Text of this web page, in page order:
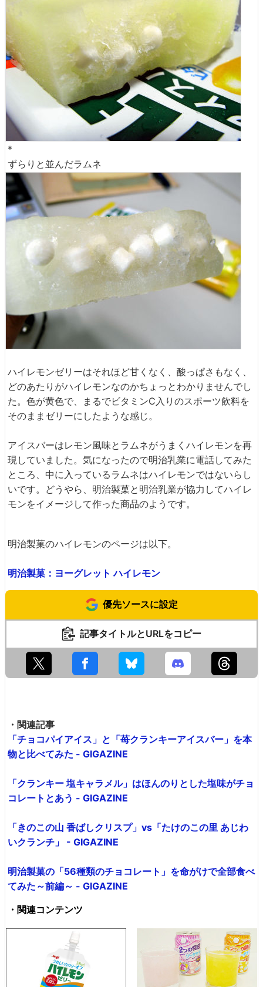
*
ずらりと並んだラムネ
ハイレモンゼリーはそれほど甘くなく、酸っぱさもなく、
どのあたりがハイレモンなのかちょっとわかりませんでし
た。色が黄色で、まるでビタミンC入りのスポーツ飲料を
そのままゼリーにしたような感じ。
アイスバーはレモン風味とラムネがうまくハイレモンを再
現していました。気になったので明治乳業に電話してみた
ところ、中に入っているラムネはハイレモンではないらし
いです。どうやら、明治製菓と明治乳業が協力してハイレ
モンをイメージして作った商品のようです。
明治製菓のハイレモンのページは以下。
明治製菓：ヨーグレット ハイレモン
優先ソースに設定
記事タイトルとURLをコピー
・関連記事
「チョコパイアイス」と「苺クランキーアイスバー」を本
物と比べてみた - GIGAZINE
「クランキー 塩キャラメル」はほんのりとした塩味がチョ
コレートとあう - GIGAZINE
「きのこの山 香ばしクリスプ」vs「たけのこの里 あじわ
いクランチ」 - GIGAZINE
明治製菓の「56種類のチョコレート」を命がけで全部食べ
てみた～前編～ - GIGAZINE
・関連コンテンツ